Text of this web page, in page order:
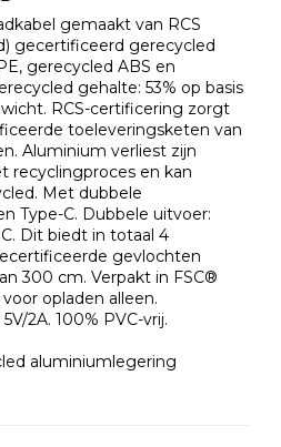
gemaakt van RCS
gecertificeerd gerecycled
gerecycled ABS en
gehalte: 53% op basis
RCS-certificering zorgt
toeleveringsketen van
Aluminium verliest zijn
recyclingproces en kan
Met dubbele
Type-C. Dubbele uitvoer:
Dit biedt in totaal 4
gevlochten
300 cm. Verpakt in FSC®
opladen alleen.
2A. 100% PVC-vrij.
aluminiumlegering